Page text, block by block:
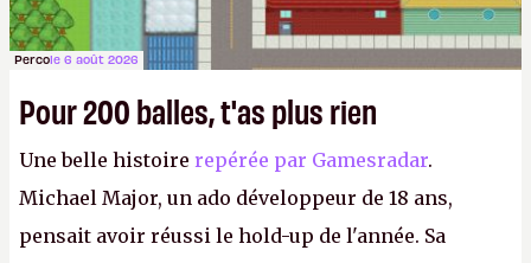
Percole 6 août 2026
Pour 200 balles, t'as plus rien
Une belle histoire repérée par Gamesradar.
Michael Major, un ado développeur de 18 ans,
pensait avoir réussi le hold-up de l'année. Sa